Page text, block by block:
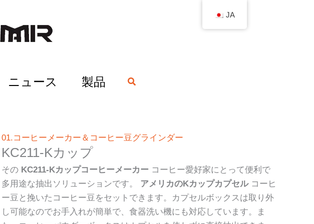
ニュース 製品
検
01.コーヒーメーカー＆コーヒー豆グラインダー
KC211-Kカップ
その KC211-Kカップコーヒーメーカー コーヒー愛好家にとって便利で
多用途な抽出ソリューションです。 アメリカのKカップカプセルコーヒ
ー豆と挽いたコーヒー豆をセットできます。カプセルボックスは取り外
し可能なのでお手入れが簡単で、食器洗い機にも対応しています。ま
JA